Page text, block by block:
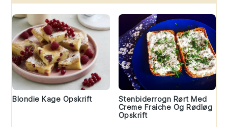
Blondie Kage Opskrift
Stenbiderrogn Rørt Med
Creme Fraiche Og Rødløg
Opskrift